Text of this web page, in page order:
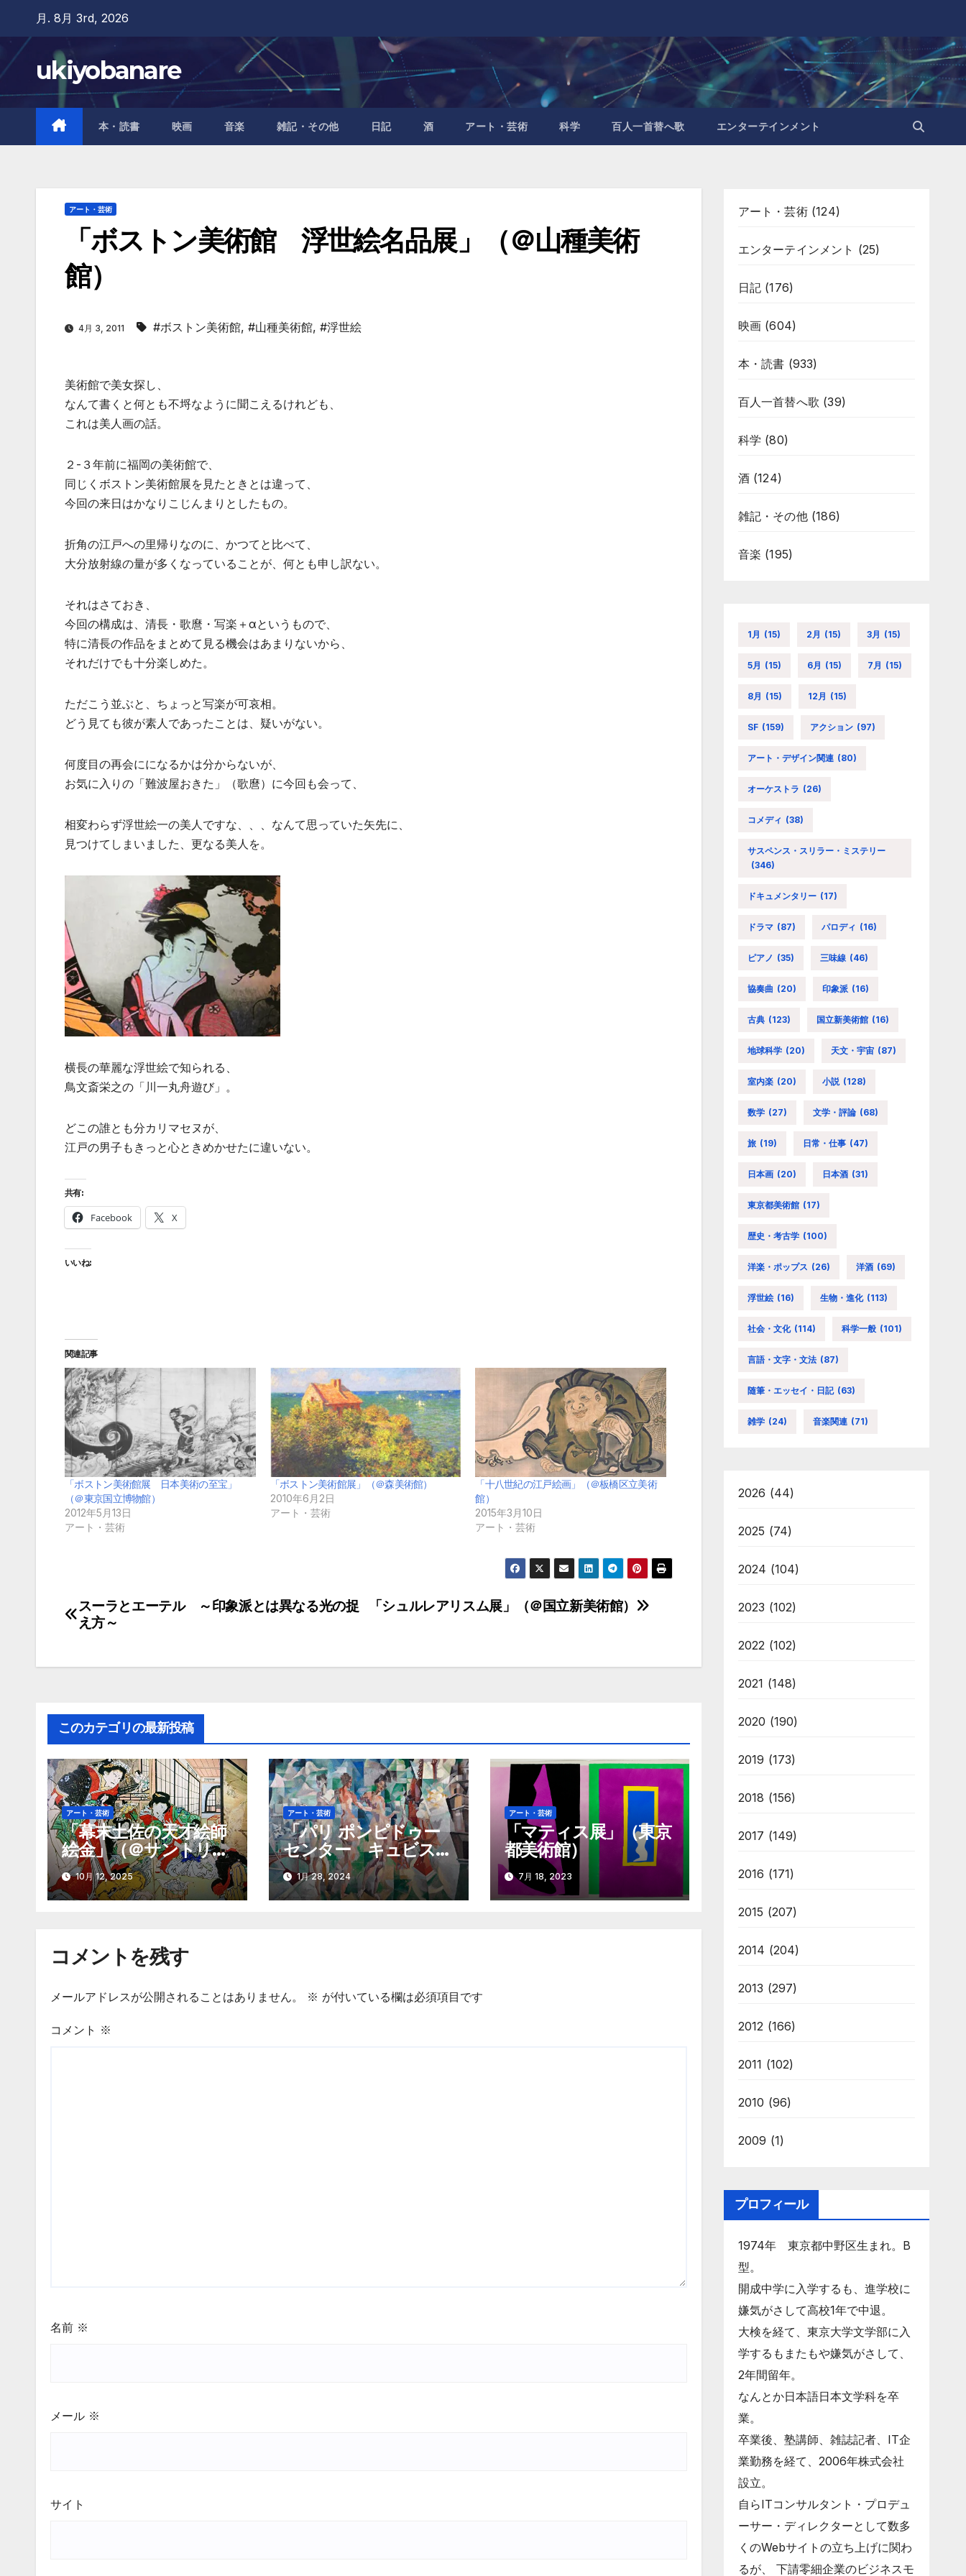
content
月. 8月 3rd, 2026
ukiyobanare
本・読書 映画 音楽 雑記・その他 日記 酒 アート・芸術 科学 百人一首替へ歌 エンターテインメント
アート・芸術
「ボストン美術館 浮世絵名品展」（＠山種美術
館）
4月 3, 2011 #ボストン美術館, #山種美術館, #浮世絵
美術館で美女探し、
なんて書くと何とも不埒なように聞こえるけれども、
これは美人画の話。
２-３年前に福岡の美術館で、
同じくボストン美術館展を見たときとは違って、
今回の来日はかなりこじんまりとしたもの。
折角の江戸への里帰りなのに、かつてと比べて、
大分放射線の量が多くなっていることが、何とも申し訳ない。
それはさておき、
今回の構成は、清長・歌麿・写楽＋αというもので、
特に清長の作品をまとめて見る機会はあまりないから、
それだけでも十分楽しめた。
ただこう並ぶと、ちょっと写楽が可哀相。
どう見ても彼が素人であったことは、疑いがない。
何度目の再会にになるかは分からないが、
お気に入りの「難波屋おきた」（歌麿）に今回も会って、
相変わらず浮世絵一の美人ですな、、、なんて思っていた矢先に、
見つけてしまいました、更なる美人を。
横長の華麗な浮世絵で知られる、
鳥文斎栄之の「川一丸舟遊び」。
どこの誰とも分カリマセヌが、
江戸の男子もきっと心ときめかせたに違いない。
共有:
Facebook X
いいね:
関連記事
「ボストン美術館展 日本美術の至宝」
（＠東京国立博物館）
2012年5月13日
アート・芸術
「ボストン美術館展」（＠森美術館）
2010年6月2日
アート・芸術
「十八世紀の江戸絵画」（＠板橋区立美術
館）
2015年3月10日
アート・芸術
投
ナ
ゲ
ー
シ
ョ
ン
「シュルレアリスム展」（＠国立新美術館）
スーラとエーテル ～印象派とは異なる光の捉
え方～
このカテゴリの最新投稿
アート・芸術
「幕末土佐の天才絵師
絵金」（＠サントリー
美術館）
10月 12, 2025
アート・芸術
「パリ ポンピドゥー
センター キュビスム
展―美の革命」（国立
西洋美術館）
1月 28, 2024
アート・芸術
「マティス展」（東京
都美術館）
7月 18, 2023
コメントを残す
メールアドレスが公開されることはありません。 ※ が付いている欄は必須項目です
コメント ※
名前 ※
メール ※
サイト
アート・芸術(124)
エンターテインメント (25)
日記(176)
映画(604)
本・読書 (933)
百人一首替へ歌 (39)
科学 (80)
酒(124)
雑記・その他(186)
音楽 (195)
1月 (15) 2月 (15) 3月 (15)
5月 (15) 6月 (15) 7月 (15)
8月 (15) 12月 (15)
SF (159) アクション (97)
アート・デザイン関連 (80)
オーケストラ (26)
コメディ (38)
サスペンス・スリラー・ミステリー
(346)
ドキュメンタリー (17)
ドラマ (87) パロディ (16)
ピアノ (35) 三味線 (46)
協奏曲 (20) 印象派 (16)
古典 (123) 国立新美術館 (16)
地球科学 (20) 天文・宇宙 (87)
室内楽 (20) 小説 (128)
数学 (27) 文学・評論 (68)
旅 (19) 日常・仕事 (47)
日本画 (20) 日本酒 (31)
東京都美術館 (17)
歴史・考古学 (100)
洋楽・ポップス (26) 洋酒 (69)
浮世絵 (16) 生物・進化 (113)
社会・文化 (114) 科学一般 (101)
言語・文字・文法 (87)
随筆・エッセイ・日記 (63)
雑学 (24) 音楽関連 (71)
2026 (44)
2025 (74)
2024 (104)
2023 (102)
2022 (102)
2021 (148)
2020 (190)
2019 (173)
2018 (156)
2017 (149)
2016 (171)
2015 (207)
2014 (204)
2013 (297)
2012 (166)
2011 (102)
2010 (96)
2009 (1)
プロフィール
1974年 東京都中野区生まれ。B
型。
開成中学に入学するも、進学校に
嫌気がさして高校1年で中退。
大検を経て、東京大学文学部に入
学するもまたもや嫌気がさして、
2年間留年。
なんとか日本語日本文学科を卒
業。
卒業後、塾講師、雑誌記者、IT企
業勤務を経て、2006年株式会社
設立。
自らITコンサルタント・プロデュ
ーサー・ディレクターとして数多
くのWebサイトの立ち上げに関わ
るが、 下請零細企業のビジネスモ